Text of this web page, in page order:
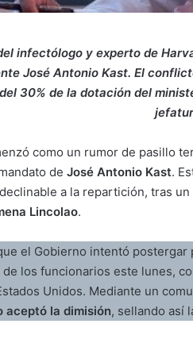
infectólogo y experto de
José Antonio Kast. El
30% de la dotación del
como un rumor de pasillo
de José Antonio Kast.
a la repartición, tras
Lincolao.
el Gobierno intentó
los funcionarios este lunes,
Unidos. Mediante un
aceptó la dimisión, sellando así